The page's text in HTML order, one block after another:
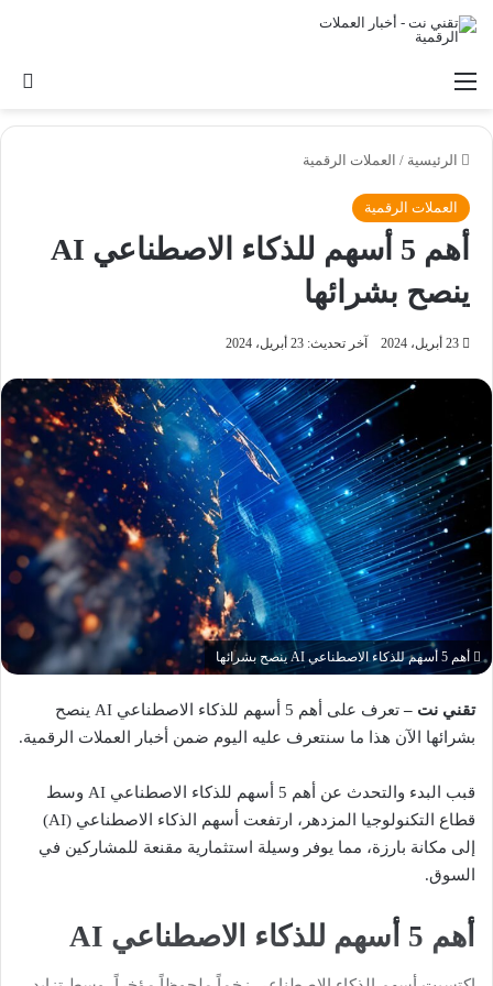
القائمة
الرئيسية / العملات الرقمية
العملات الرقمية
أهم 5 أسهم للذكاء الاصطناعي AI
ينصح بشرائها
23 أبريل، 2024 آخر تحديث: 23 أبريل، 2024
أهم 5 أسهم للذكاء الاصطناعي AI ينصح بشرائها
تقني نت –
تعرف على أهم 5 أسهم للذكاء الاصطناعي AI ينصح
بشرائها الآن هذا ما سنتعرف عليه اليوم ضمن أخبار العملات الرقمية.
قبب البدء والتحدث عن أهم 5 أسهم للذكاء الاصطناعي AI وسط
قطاع التكنولوجيا المزدهر، ارتفعت أسهم الذكاء الاصطناعي (AI)
إلى مكانة بارزة، مما يوفر وسيلة استثمارية مقنعة للمشاركين في
السوق.
أهم 5 أسهم للذكاء الاصطناعي AI